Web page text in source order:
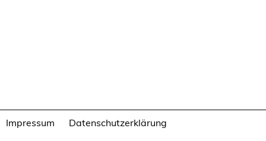
Impressum Datenschutzerklärung